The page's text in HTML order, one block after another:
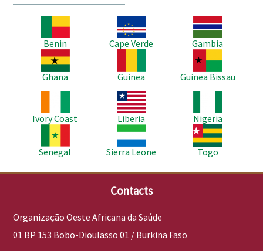
Benin
Imagem
Cape Verde
Imagem
Gambia
Imagem
Ghana
Guinea
Imagem
Guinea Bissau
Ivory Coast
Imagem
Liberia
Nigeria
Imagem
Senegal
Imagem
Sierra Leone
Imagem
Togo
Contacts
Organização Oeste Africana da Saúde
01 BP 153 Bobo-Dioulasso 01 / Burkina Faso